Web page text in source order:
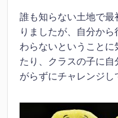
誰も知らない土地で最
りましたが、自分か
わらないということ
たり、クラスの子に
がらずにチャレンジし